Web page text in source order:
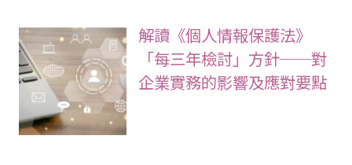
解讀《個人情報保護法》
「每三年檢討」方針──對
企業實務的影響及應對要點